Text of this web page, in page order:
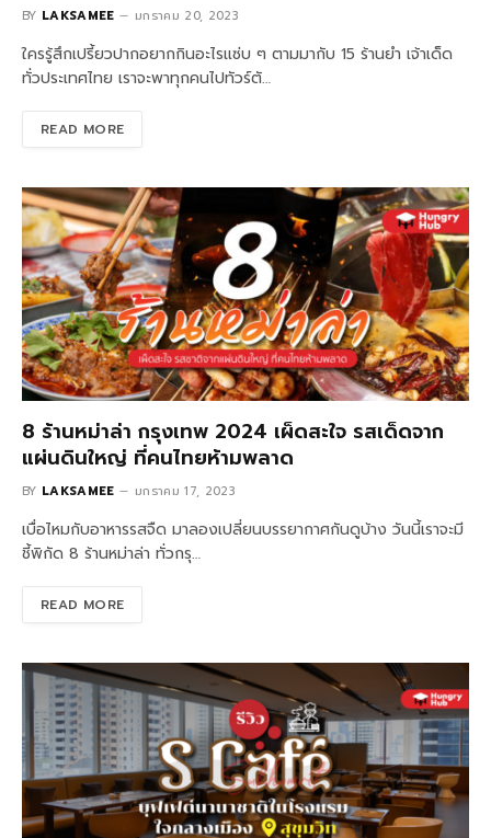
BY LAKSAMEE มกราคม 20, 2023
ใครรู้สึกเปรี้ยวปากอยากกินอะไรแซ่บ ๆ ตามมากับ 15 ร้านยำ เจ้าเด็ด
ทั่วประเทศไทย เราจะพาทุกคนไปทัวร์ตั…
READ MORE
8 ร้านหม่าล่า กรุงเทพ 2024 เผ็ดสะใจ รสเด็ดจาก
แผ่นดินใหญ่ ที่คนไทยห้ามพลาด
BY LAKSAMEE มกราคม 17, 2023
เบื่อไหมกับอาหารรสจืด มาลองเปลี่ยนบรรยากาศกันดูบ้าง วันนี้เราจะมี
ชี้พิกัด 8 ร้านหม่าล่า ทั่วกรุ…
READ MORE